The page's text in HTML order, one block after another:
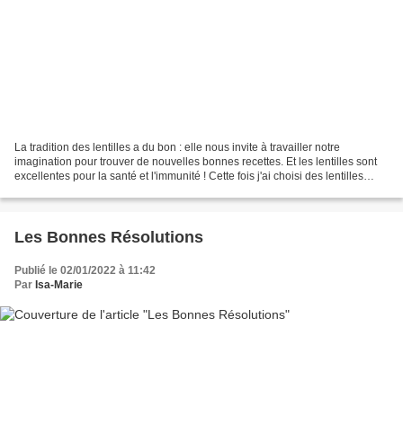
La tradition des lentilles a du bon : elle nous invite à travailler notre
imagination pour trouver de nouvelles bonnes recettes. Et les lentilles sont
excellentes pour la santé et l'immunité ! Cette fois j'ai choisi des lentilles
Les Bonnes Résolutions
Publié le 02/01/2022 à 11:42
Par Isa-Marie